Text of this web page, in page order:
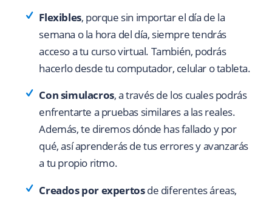
Flexibles, porque sin importar el día de la
semana o la hora del día, siempre tendrás
acceso a tu curso virtual. También, podrás
hacerlo desde tu computador, celular o tableta.
Con simulacros, a través de los cuales podrás
enfrentarte a pruebas similares a las reales.
Además, te diremos dónde has fallado y por
qué, así aprenderás de tus errores y avanzarás
a tu propio ritmo.
Creados por expertosde diferentes áreas,